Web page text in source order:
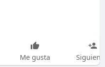
Me gusta